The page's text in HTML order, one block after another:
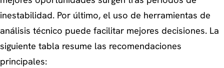
inestabilidad. Por último, el uso de herramientas de
análisis técnico puede facilitar mejores decisiones. La
siguiente tabla resume las recomendaciones
principales: